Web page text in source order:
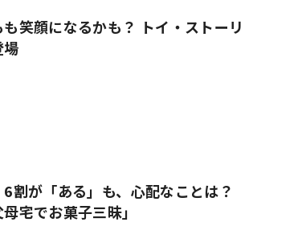
も笑顔になるかも？ トイ・ストーリ
場
割が「ある」も、心配なことは？
宅でお菓子三昧」